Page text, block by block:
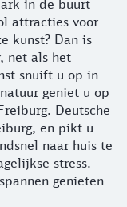
in de buurt
attracties voor
kunst? Dan is
net als het
snuift u op in
geniet u op
Deutsche
en pikt u
naar huis te
stress.
genieten